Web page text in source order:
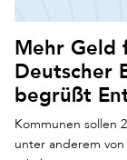
Mehr Geld
Deutscher
begrüßt
Kommunen sollen
unter anderem